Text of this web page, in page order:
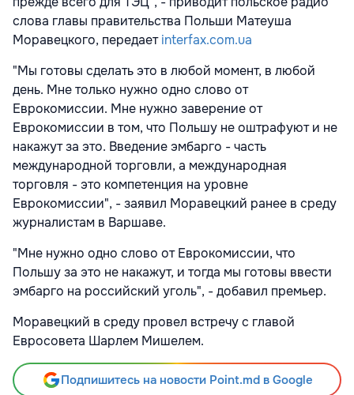
слова главы правительства Польши Матеуша
Моравецкого, передаетinterfax.com.ua
"Мы готовы сделать это в любой момент, в любой
день. Мне только нужно одно слово от
Еврокомиссии. Мне нужно заверение от
Еврокомиссии в том, что Польшу не оштрафуют и не
накажут за это. Введение эмбарго - часть
международной торговли, а международная
торговля - это компетенция на уровне
Еврокомиссии", - заявил Моравецкий ранее в среду
журналистам в Варшаве.
"Мне нужно одно слово от Еврокомиссии, что
Польшу за это не накажут, и тогда мы готовы ввести
эмбарго на российский уголь", - добавил премьер.
Моравецкий в среду провел встречу с главой
Евросовета Шарлем Мишелем.
Подпишитесь на новости Point.md в Google